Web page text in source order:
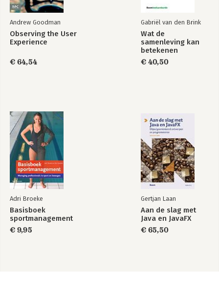
Andrew Goodman
Observing the User
Experience
€ 64,54
Gabriël van den Brink
Wat de
samenleving kan
betekenen
€ 40,50
Adri Broeke
Basisboek
sportmanagement
€ 9,95
Gertjan Laan
Aan de slag met
Java en JavaFX
€ 65,50